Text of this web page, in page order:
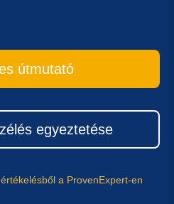
útmuta­tó
egyeztetése
a ProvenExpert-en